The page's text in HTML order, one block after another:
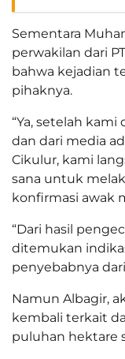
Sementara
perwakilan dari
bahwa kejadian
pihaknya.
“Ya, setelah
dan dari media
Cikulur, kami
sana untuk
konfirmasi awak
“Dari hasil
ditemukan
penyebabnya
Namun Albagir,
kembali terkait
puluhan hektare